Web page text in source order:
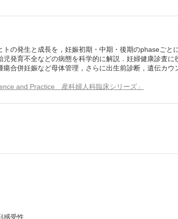
羊水量調節とその異常
索引
トの発生と成長を，妊娠初期・中期・後期のphaseご
発育不全などの病態を科学的に解説．妊婦健康診査
合併妊娠など母体管理，さらに出生前診断，遺伝カウ
and Practice 産科婦人科臨床シリーズ」
感受性